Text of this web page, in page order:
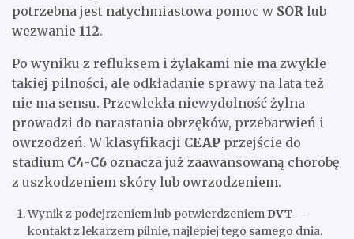
potrzebna jest natychmiastowa pomoc w SOR lub
wezwanie 112.
Po wyniku z refluksem i żylakami nie ma zwykle
takiej pilności, ale odkładanie sprawy na lata też
nie ma sensu. Przewlekła niewydolność żylna
prowadzi do narastania obrzęków, przebarwień i
owrzodzeń. W klasyfikacji CEAP przejście do
stadium C4-C6 oznacza już zaawansowaną chorobę
z uszkodzeniem skóry lub owrzodzeniem.
Wynik z podejrzeniem lub potwierdzeniem DVT —
kontakt z lekarzem pilnie, najlepiej tego samego dnia.